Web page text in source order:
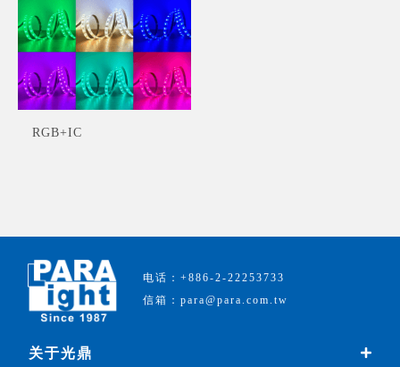
RGB+IC
电话：+886-2-22253733
信箱：para@para.com.tw
关于光鼎